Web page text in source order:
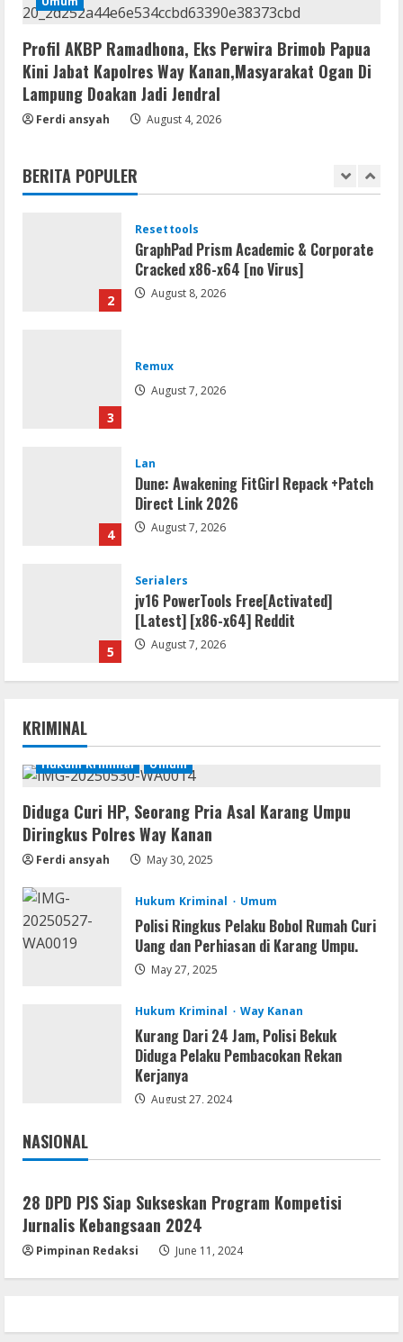
Profil AKBP Ramadhona, Eks Perwira Brimob Papua
Kini Jabat Kapolres Way Kanan,Masyarakat Ogan Di
Lampung Doakan Jadi Jendral
Ferdi ansyah August 4, 2026
BERITA POPULER
5
[Latest] [x86-x64] Reddit
August 7, 2026
1
Resettools
Vpn One Click Cracked x86-x64 [no
2
GraphPad Prism Academic & Corporate
Cracked x86-x64 [no Virus]
3
4
Dune: Awakening FitGirl Repack +Patch
Direct Link 2026
5
jv16 PowerTools Free[Activated]
[Latest] [x86-x64] Reddit
August 7, 2026
Resettools
August 8, 2026
Resettools
GraphPad Prism Academic & Corporate
Cracked x86-x64 [no Virus]
August 8, 2026
Remux
August 7, 2026
Lan
Dune: Awakening FitGirl Repack +Patch
Direct Link 2026
August 7, 2026
5
[Latest] [x86-x64] Reddit
August 7, 2026
KRIMINAL
Hukum Kriminal Umum
Diduga Curi HP, Seorang Pria Asal Karang Umpu
Diringkus Polres Way Kanan
Ferdi ansyah May 30, 2025
Hukum Kriminal Umum
Polisi Ringkus Pelaku Bobol Rumah Curi
Uang dan Perhiasan di Karang Umpu.
May 27, 2025
Hukum Kriminal Way Kanan
Kurang Dari 24 Jam, Polisi Bekuk
Diduga Pelaku Pembacokan Rekan
Kerjanya
August 27, 2024
NASIONAL
Jakarta
28 DPD PJS Siap Sukseskan Program Kompetisi
Jurnalis Kebangsaan 2024
Pimpinan Redaksi June 11, 2024